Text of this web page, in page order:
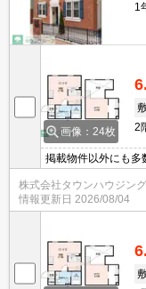
1
画像：24枚
2
掲載物件以外にも多
見可能です！メール
ますとスムーズに御
株式会社タウンハウジン
情報更新日 2026/08/04